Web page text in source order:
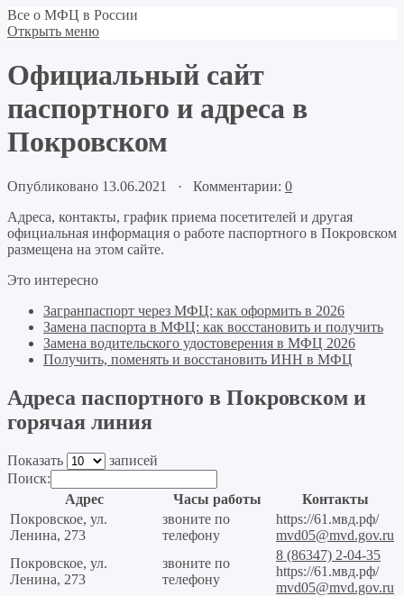
Все о МФЦ в России
Открыть меню
Официальный сайт
паспортного и адреса в
Покровском
Опубликовано 13.06.2021 · Комментарии: 0
Адреса, контакты, график приема посетителей и другая
официальная информация о работе паспортного в Покровском
размещена на этом сайте.
Это интересно
Загранпаспорт через МФЦ: как оформить в 2026
Замена паспорта в МФЦ: как восстановить и получить
Замена водительского удостоверения в МФЦ 2026
Получить, поменять и восстановить ИНН в МФЦ
Адреса паспортного в Покровском и
горячая линия
Показать
записей
Поиск:
Адрес
Часы работы
Контакты
Покровское, ул.
Ленина, 273
звоните по
телефону
https://61.мвд.рф/
mvd05@mvd.gov.ru
Покровское, ул.
Ленина, 273
звоните по
телефону
8 (86347) 2-04-35
https://61.мвд.рф/
mvd05@mvd.gov.ru